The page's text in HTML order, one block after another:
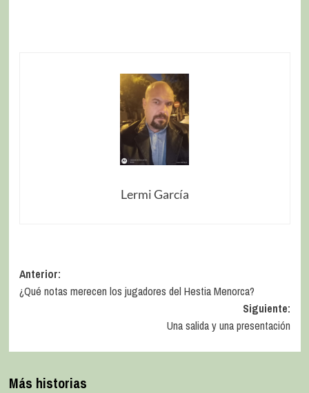
Lermi García
Anterior:
¿Qué notas merecen los jugadores del Hestia Menorca?
Siguiente:
Una salida y una presentación
Más historias